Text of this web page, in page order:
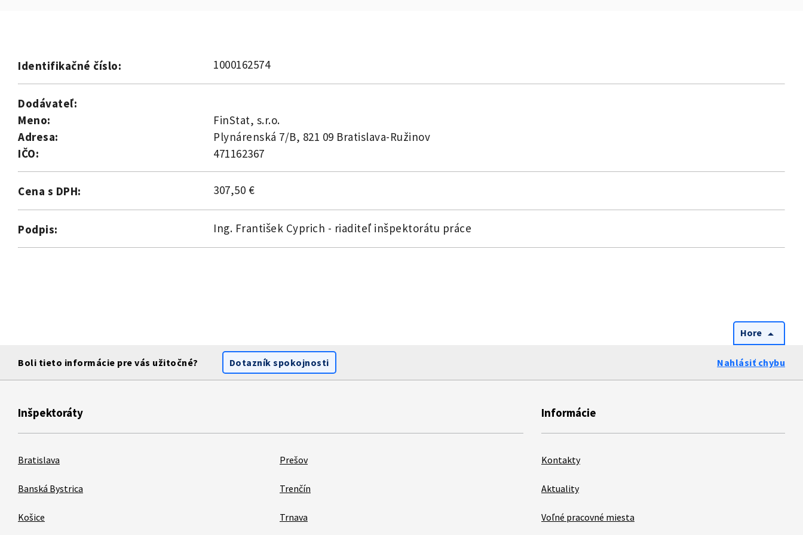
Identifikačné číslo: 1000162574
Dodávateľ:
Meno:
FinStat, s.r.o.
Adresa:
Plynárenská 7/B, 821 09 Bratislava-Ružinov
IČO:
471162367
Cena s DPH: 307,50 €
Podpis: Ing. František Cyprich - riaditeľ inšpektorátu práce
Hore arrow_drop_up
Boli tieto informácie pre vás užitočné? Dotazník spokojnosti Nahlásiť chybu
Inšpektoráty
Bratislava
Banská Bystrica
Košice
Prešov
Trenčín
Trnava
Informácie
Kontakty
Aktuality
Voľné pracovné miesta